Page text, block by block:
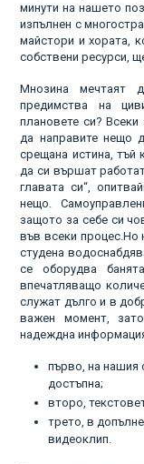
минути на нашето
изпълнен с
майстори и хората,
собствени ресурси,
Мнозина мечтаят
предимства на
плановете си? Всеки
да направите нещо
срещана истина, тъй
да си вършат
главата си“,
нещо.
защото за себе си
във всеки процес.Но
студена
се оборудва
впечатляващо
служат дълго и в
важен момент,
надеждна
първо, на нашия
достъпна;
второ,
трето, в
видеоклип.